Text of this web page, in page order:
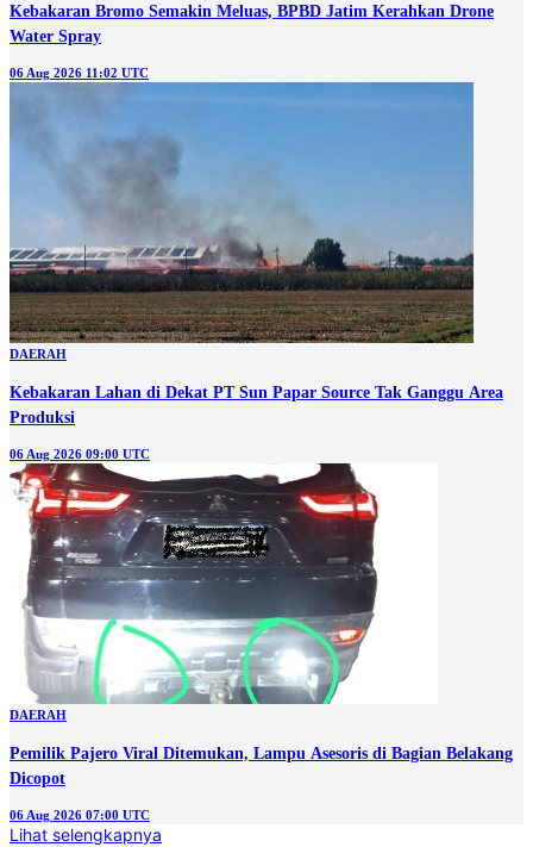
Kebakaran Bromo Semakin Meluas, BPBD Jatim Kerahkan Drone
Water Spray
06 Aug 2026 11:02 UTC
DAERAH
Kebakaran Lahan di Dekat PT Sun Papar Source Tak Ganggu Area
Produksi
06 Aug 2026 09:00 UTC
DAERAH
Pemilik Pajero Viral Ditemukan, Lampu Asesoris di Bagian Belakang
Dicopot
06 Aug 2026 07:00 UTC
Lihat selengkapnya